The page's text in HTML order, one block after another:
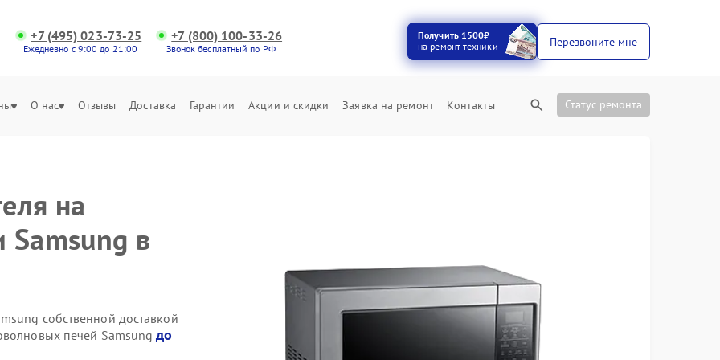
+7 (495) 023-73-25
Ежедневно с 9:00 до 21:00
+7 (800) 100-33-26
Звонок бесплатный по РФ
Получить 1500₽
на ремонт техники
Перезвоните мне
О нас Отзывы Доставка Гарантии Акции и скидки Заявка на ремонт Контакты Статус ремонта
на
в
собственной доставкой
печей Samsungдо